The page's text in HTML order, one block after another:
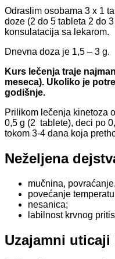
Odraslim osobama 3 x 1
doze (2 do 5 tableta 2 do
konsulatacija sa lekarom.
Dnevna doza je 1,5 – 3 g.
Kurs lečenja traje
meseca). Ukoliko je
godišnje.
Prilikom lečenja kinetoza
0,5 g (2 tablete), deci po
tokom 3-4 dana koja
Neželjena
mučnina,
povećanje
nesanica;
labilnost krvnog
Uzajamni uticaji